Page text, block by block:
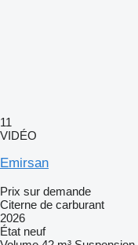
11
VIDÉO
Emirsan
Prix sur demande
Citerne de carburant
2026
État neuf